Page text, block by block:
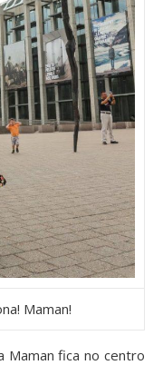
Maman!
Maman fica no centro